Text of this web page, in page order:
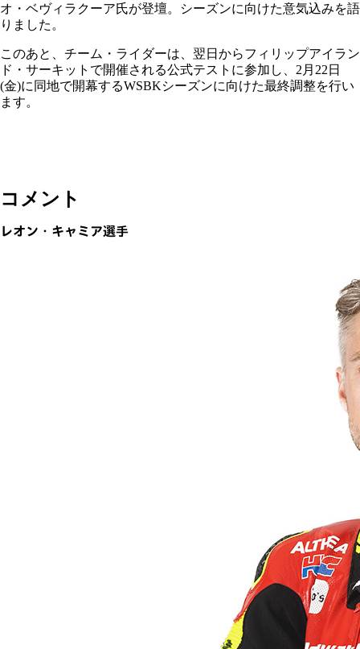
オ・ベヴィラクーア氏が登壇。シーズンに向けた意気込みを語
りました。
このあと、チーム・ライダーは、翌日からフィリップアイラン
ド・サーキットで開催される公式テストに参加し、2月22日
(金)に同地で開幕するWSBKシーズンに向けた最終調整を行い
ます。
コメント
レオン・キャミア選手